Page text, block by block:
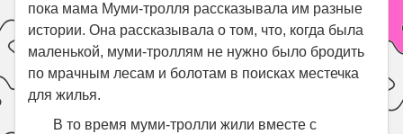
пока мама Муми-тролля рассказывала им разные
истории. Она рассказывала о том, что, когда была
маленькой, муми-троллям не нужно было бродить
по мрачным лесам и болотам в поисках местечка
для жилья.
В то время муми-тролли жили вместе с